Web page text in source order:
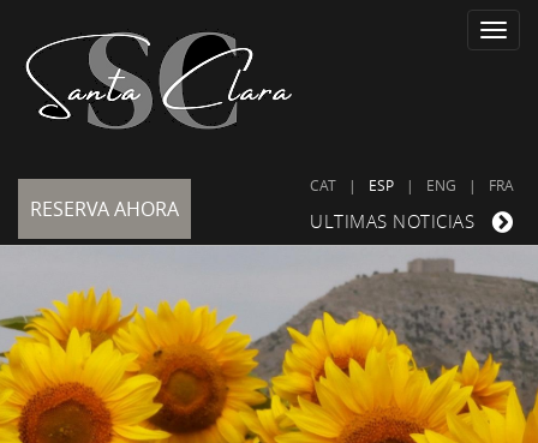
Toggle
RESERVA AHORA
CAT | ESP | ENG | FRA
ULTIMAS NOTICIAS